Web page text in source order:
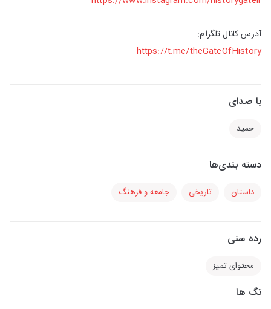
آدرس کانال تلگرام:
https://t.me/theGateOfHistory
با صدای
حمید
دسته بندی‌ها
داستان تاریخی جامعه و فرهنگ
رده سنی
محتوای تمیز
تگ ها